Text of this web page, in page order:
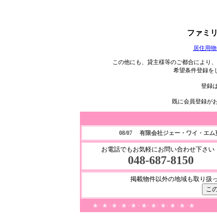
ファミ
居住用
この他にも、貸主様等のご都合により
希望条件登録を
登録
既に会員登録が
08/07 有限会社ジェー・ワイ・エム
お電話でもお気軽にお問い合わせ下さい
048-687-8150
掲載物件以外の地域も取り扱
★・★・★・★・★・★・★・★・★・★・★・★・★・★・★・★・★・★・★・★